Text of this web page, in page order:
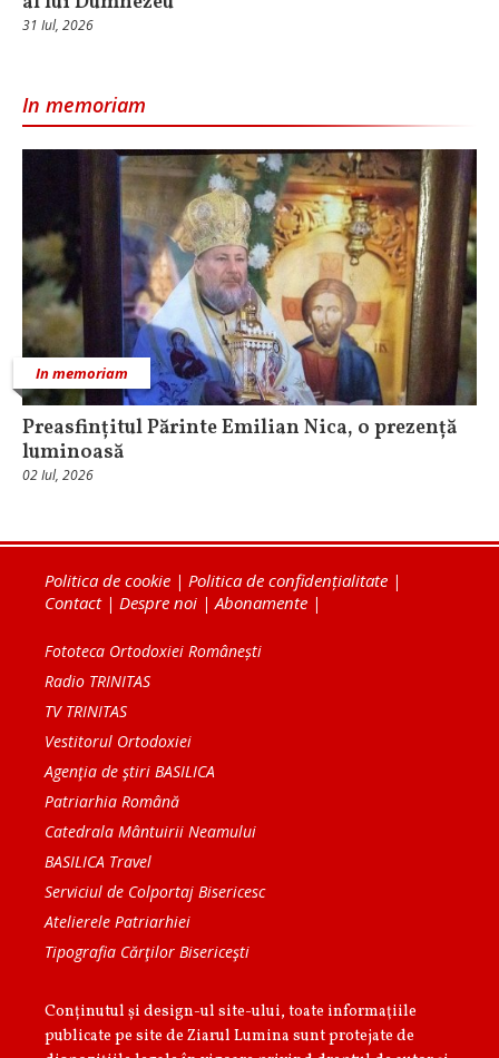
31 Iul, 2026
In memoriam
In memoriam
Preasfințitul Părinte Emilian Nica, o prezență
luminoasă
02 Iul, 2026
Politica de cookie | Politica de confidențialitate |
Contact| Despre noi | Abonamente |
Fototeca Ortodoxiei Românești
Radio TRINITAS
TV TRINITAS
Vestitorul Ortodoxiei
Agenţia de ştiri BASILICA
Patriarhia Română
Catedrala Mântuirii Neamului
BASILICA Travel
Serviciul de Colportaj Bisericesc
Atelierele Patriarhiei
Tipografia Cărţilor Bisericeşti
Conținutul și design-ul site-ului, toate informaţiile
publicate pe site de Ziarul Lumina sunt protejate de